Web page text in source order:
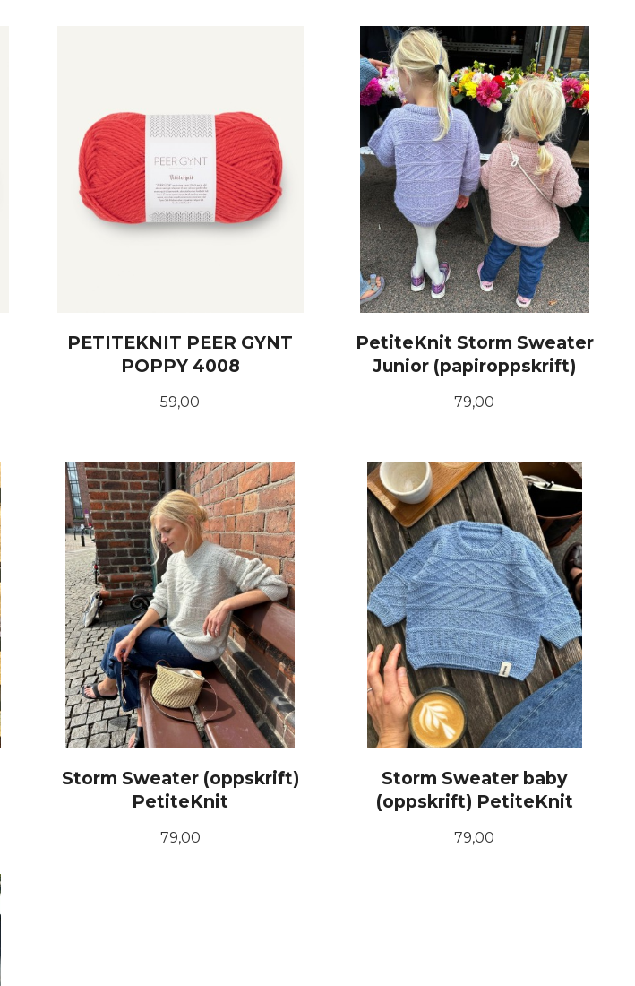
PETITEKNIT PEER GYNT
POPPY 4008
Pris
59,00
KJØP
PetiteKnit Storm Sweater
Junior (papiroppskrift)
Pris
79,00
KJØP
Storm Sweater (oppskrift)
PetiteKnit
Pris
79,00
Storm Sweater baby
(oppskrift) PetiteKnit
Pris
79,00